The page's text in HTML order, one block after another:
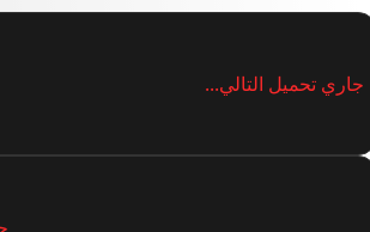
جاري تحميل التالي...